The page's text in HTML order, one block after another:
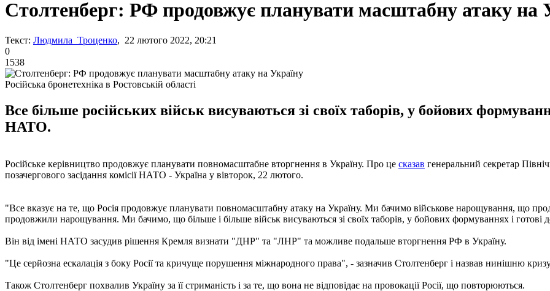
Столтенберг: РФ продовжує планувати масштабну атаку на
Текст: Людмила Троценко, 22 лютого 2022, 20:21
0
1538
Російська бронетехніка в Ростовській області
Все більше російських військ висуваються зі своїх таборів, у бойових
НАТО.
Російське керівництво продовжує планувати повномасштабне вторгнення в Україну. Про це сказав генеральний секретар
позачергового засідання комісії НАТО - Україна у вівторок, 22 лютого.
"Все вказує на те, що Росія продовжує планувати повномасштабну атаку на Україну. Ми бачимо військове нарощування, що
продовжили нарощування. Ми бачимо, що більше і більше військ висуваються зі своїх таборів, у бойових формуваннях і готові
Він від імені НАТО засудив рішення Кремля визнати "ДНР" та "ЛНР" та можливе подальше вторгнення РФ в Україну.
"Це серйозна ескалація з боку Росії та кричуще порушення міжнародного права", - зазначив Столтенберг і назвав нинішню
Також Столтенберг похвалив Україну за її стриманість і за те, що вона не відповідає на провокації Росії, що повторюються.